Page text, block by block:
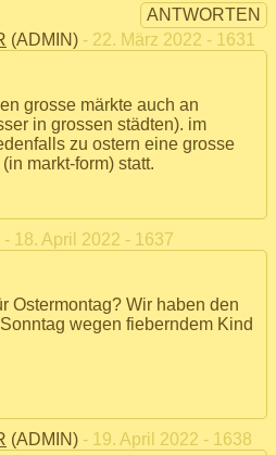
ANTWORTEN
(ADMIN) - 22. März 2022 - 1631
grosse märkte auch an
in grossen städten). im
zu ostern eine grosse
markt-form) statt.
- 18. April 2022 - 1637
Ostermontag? Wir haben den
wegen fieberndem Kind
(ADMIN) - 19. April 2022 - 1638